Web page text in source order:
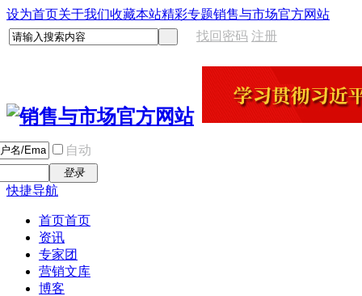
设为首页关于我们收藏本站精彩专题销售与市场官方网站
找回密码 注册
自动
登录
快捷导航
首页首页
资讯
专家团
营销文库
博客